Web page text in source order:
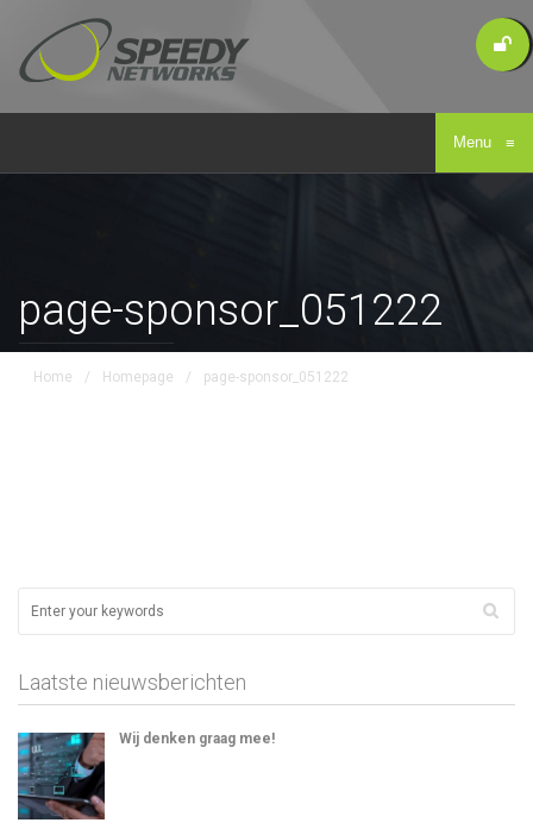
Menu ≡
page-sponsor_051222
Home / Homepage / page-sponsor_051222
Laatste nieuwsberichten
Wij denken graag mee!